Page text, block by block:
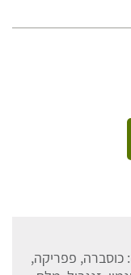
כוסברה, פפריקה,